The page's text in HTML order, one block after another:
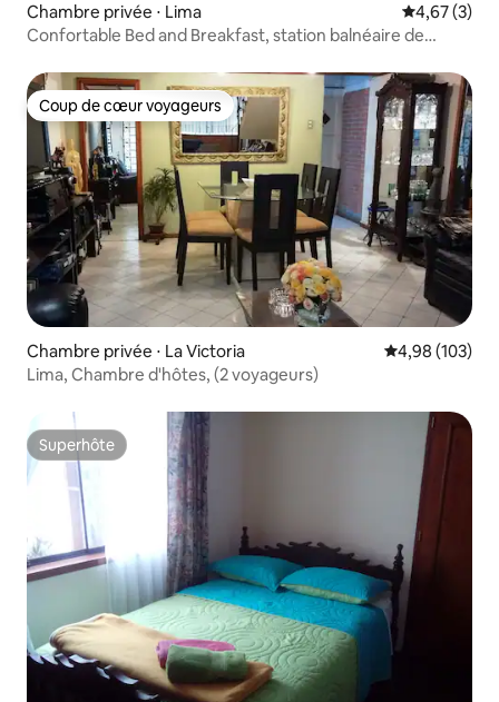
Chambre privée ⋅ Lima Évaluation
4,67 (3)
Confortable Bed and Breakfast, station balnéaire de
Coup de cœur voyageurs
Coup de cœur voyageurs
Chambre privée ⋅ La Victoria Évaluation
4,98 (103)
Lima, Chambre d'hôtes, (2 voyageurs)
Superhôte
Superhôte